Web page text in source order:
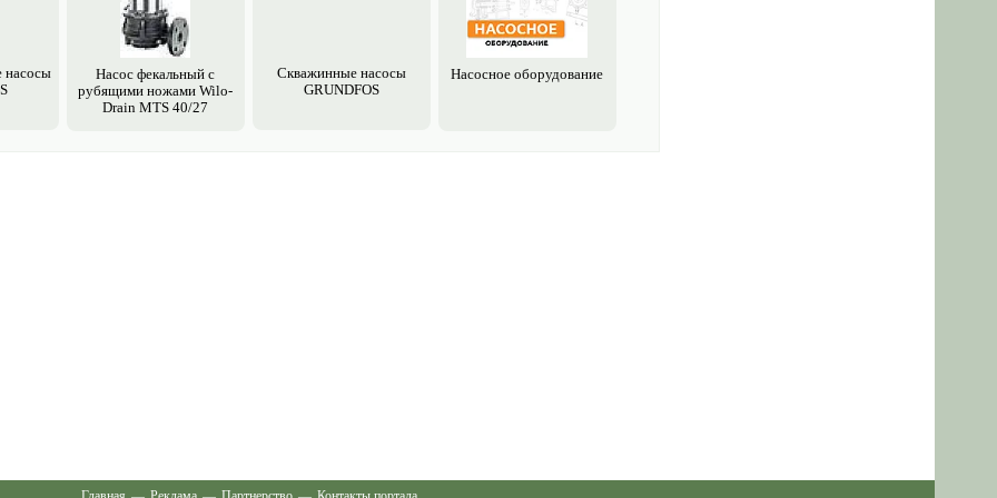
насосы
Насос фекальный с
рубящими ножами Wilo-
Drain MTS 40/27
Скважинные насосы
GRUNDFOS
Насосное обору­дование